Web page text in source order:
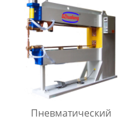
Пневматический